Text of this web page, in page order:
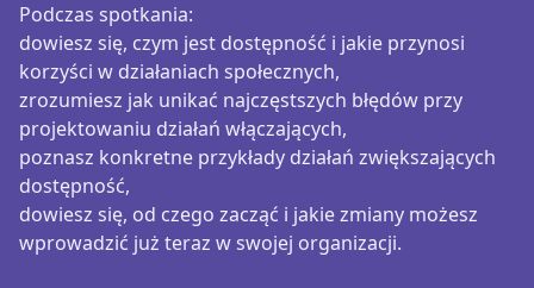
Podczas spotkania:
dowiesz się, czym jest dostępność i jakie przynosi
korzyści w działaniach społecznych,
zrozumiesz jak unikać najczęstszych błędów przy
projektowaniu działań włączających,
poznasz konkretne przykłady działań zwiększających
dostępność,
dowiesz się, od czego zacząć i jakie zmiany możesz
wprowadzić już teraz w swojej organizacji.